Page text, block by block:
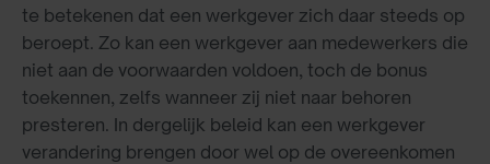
te betekenen dat een werkgever zich daar steeds op
beroept. Zo kan een werkgever aan medewerkers die
niet aan de voorwaarden voldoen, toch de bonus
toekennen, zelfs wanneer zij niet naar behoren
presteren. In dergelijk beleid kan een werkgever
verandering brengen door wel op de overeenkomen